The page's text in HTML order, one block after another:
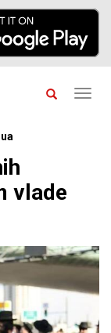
vlade